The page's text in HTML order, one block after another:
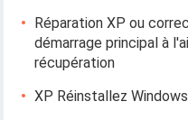
Réparation XP ou
démarrage principal à
récupération
XP Réinstallez